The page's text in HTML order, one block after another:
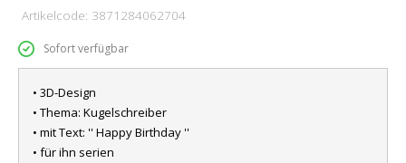
Artikelcode: 3871284062704
Sofort verfügbar
• 3D-Design
• Thema: Kugelschreiber
• mit Text: '' Happy Birthday ''
• für ihn serien